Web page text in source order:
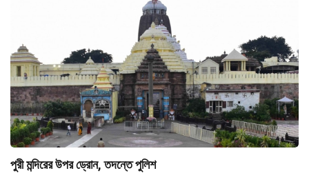
পুরী মন্দিরের উপর ড্রোন, তদন্তে পুলিশ